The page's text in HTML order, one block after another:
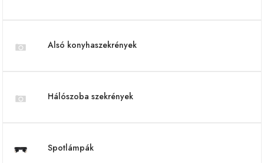
Alsó konyhaszekrények
Hálószoba szekrények
Spotlámpák